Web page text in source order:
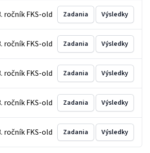
ročník FKS-old Zadania Výsledky
ročník FKS-old Zadania Výsledky
ročník FKS-old Zadania Výsledky
ročník FKS-old Zadania Výsledky
ročník FKS-old Zadania Výsledky